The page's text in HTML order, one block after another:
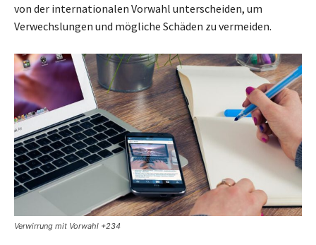
von der internationalen Vorwahl unterscheiden, um
Verwechslungen und mögliche Schäden zu vermeiden.
Verwirrung mit Vorwahl +234